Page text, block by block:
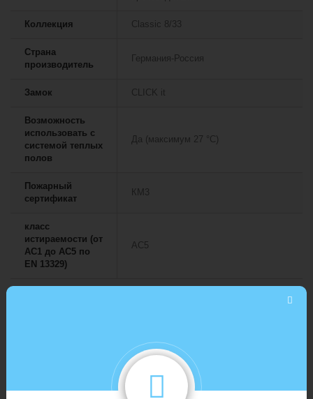
Коллекция Classic 8/33
Страна
производитель
Германия-Россия
Замок CLICK it
Возможность
использовать с
системой теплых
полов
Да (максимум 27 °C)
Пожарный
сертификат
КМ3
класс
истираемости (от
АС1 до АС5 по
EN 13329)
АС5
Ламинат Эггер EPL089 Дуб Гроув 8мм 33 класс без фаски
Egger PRO Classic толщиной 8 мм 33 класса без фаски —
идеальное решение для современного интерьера. Эти